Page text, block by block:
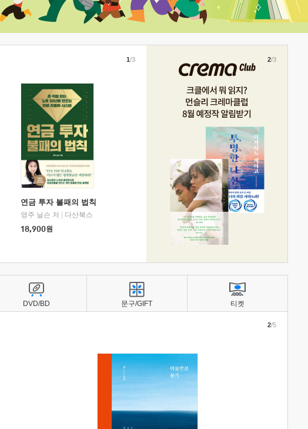
연금 투자 불패의 법칙
영주 닐슨 저
다산북스
18,900원
1/3 2/3
2/5
DVD/BD 문구/GIFT 티켓